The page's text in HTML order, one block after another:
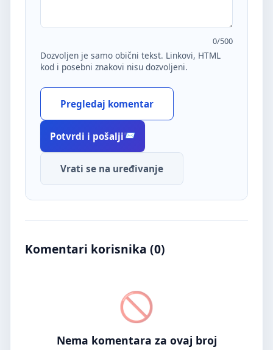
0/500
Dozvoljen je samo obični tekst. Linkovi, HTML
kod i posebni znakovi nisu dozvoljeni.
Pregledaj komentar
Potvrdi i pošalji
Vrati se na uređivanje
Komentari korisnika (0)
Nema komentara za ovaj broj